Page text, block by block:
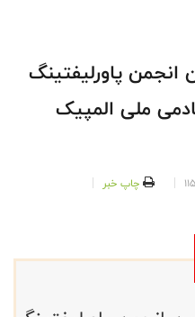
انجمن پاورلیفتینگ
ملی المپیک
چاپ خبر